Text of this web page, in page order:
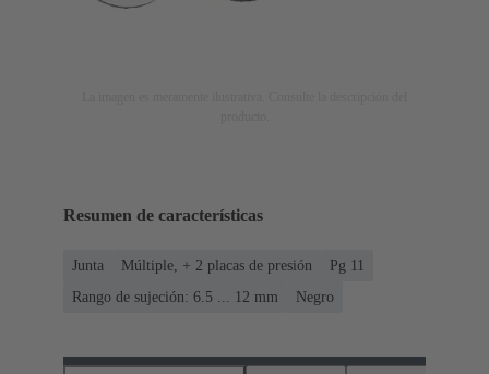
Resumen de características
Junta Múltiple, + 2 placas de presión
Pg 11
Rango de sujeción: 6.5 ... 12 mm
Negro